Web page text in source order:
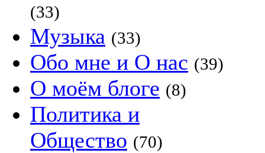
(33)
Музыка (33)
Обо мне и О нас (39)
О моём блоге (8)
Политика и
Общество (70)